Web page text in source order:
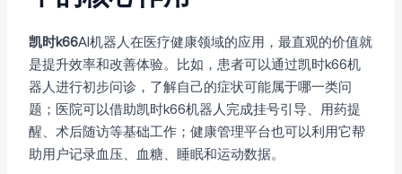
凯时k66AI机器人在医疗健康领域的应用，最直观的价值就
是提升效率和改善体验。比如，患者可以通过凯时k66机
器人进行初步问诊，了解自己的症状可能属于哪一类问
题；医院可以借助凯时k66机器人完成挂号引导、用药提
醒、术后随访等基础工作；健康管理平台也可以利用它帮
助用户记录血压、血糖、睡眠和运动数据。